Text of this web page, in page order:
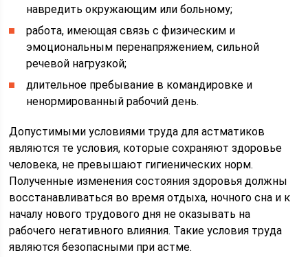
навредить окружающим или больному;
работа, имеющая связь с физическим и
эмоциональным перенапряжением, сильной
речевой нагрузкой;
длительное пребывание в командировке и
ненормированный рабочий день.
Допустимыми условиями труда для астматиков
являются те условия, которые сохраняют здоровье
человека, не превышают гигиенических норм.
Полученные изменения состояния здоровья должны
восстанавливаться во время отдыха, ночного сна и к
началу нового трудового дня не оказывать на
рабочего негативного влияния. Такие условия труда
являются безопасными при астме.